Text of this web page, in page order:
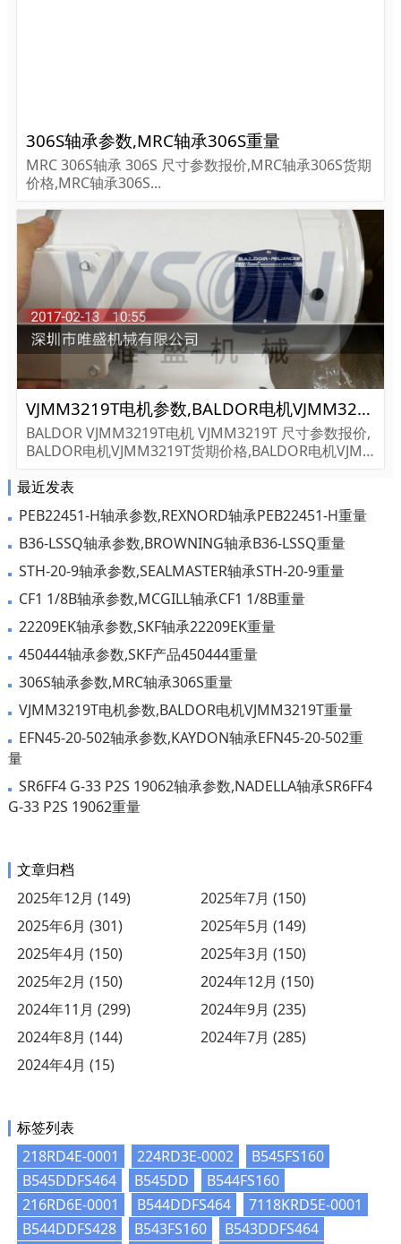
306S轴承参数,MRC轴承306S重量
MRC 306S轴承 306S 尺寸参数报价,MRC轴承306S货期
价格,MRC轴承306S...
VJMM3219T电机参数,BALDOR电机VJMM3219T重量
BALDOR VJMM3219T电机 VJMM3219T 尺寸参数报价,
BALDOR电机VJMM3219T货期价格,BALDOR电机VJM
最近发表
PEB22451-H轴承参数,REXNORD轴承PEB22451-H重量
B36-LSSQ轴承参数,BROWNING轴承B36-LSSQ重量
STH-20-9轴承参数,SEALMASTER轴承STH-20-9重量
CF1 1/8B轴承参数,MCGILL轴承CF1 1/8B重量
22209EK轴承参数,SKF轴承22209EK重量
450444轴承参数,SKF产品450444重量
306S轴承参数,MRC轴承306S重量
VJMM3219T电机参数,BALDOR电机VJMM3219T重量
EFN45-20-502轴承参数,KAYDON轴承EFN45-20-502重
量
SR6FF4 G-33 P2S 19062轴承参数,NADELLA轴承SR6FF4
G-33 P2S 19062重量
文章归档
2025年12月 (149)
2025年7月 (150)
2025年6月 (301)
2025年5月 (149)
2025年4月 (150)
2025年3月 (150)
2025年2月 (150)
2024年12月 (150)
2024年11月 (299)
2024年9月 (235)
2024年8月 (144)
2024年7月 (285)
2024年4月 (15)
标签列表
218RD4E-0001
224RD3E-0002
B545FS160
B545DDFS464
B545DD
B544FS160
216RD6E-0001
B544DDFS464
7118KRD5E-0001
B544DDFS428
B543FS160
B543DDFS464